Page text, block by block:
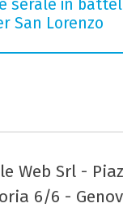
serale in
San Lorenzo
Web Srl -
6/6 -